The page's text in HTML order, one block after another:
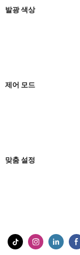
발광 색상
제어 모드
맞춤 설정